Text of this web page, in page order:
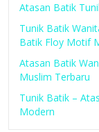
Atasan Batik
Tunik Batik
Batik Floy Motif
Atasan Batik
Muslim Terbaru
Tunik Batik –
Modern